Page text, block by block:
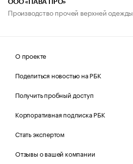
ООО «ПАВА ПРО»
Производство прочей верхней одежды
О проекте
Поделиться новостью на РБК
Получить пробный доступ
Корпоративная подписка РБК
Стать экспертом
Отзывы о вашей компании